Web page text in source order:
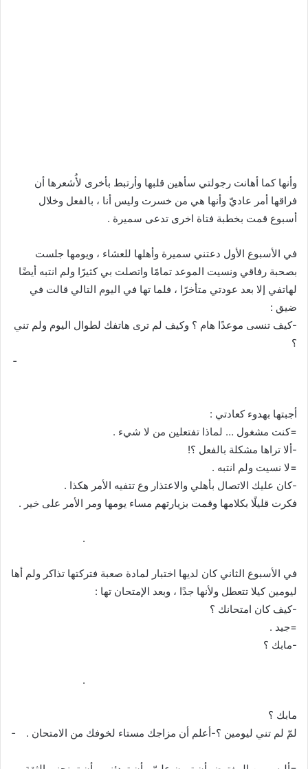
وأنها كما أهانت رجولتي سأهين قلبها وأرتبط بأخرى لأُشعرها أن
فراقها أمر عاديّ وأنها هي من خسرت وليس أنا ، بالفعل وخلال
أسبوع قمت بخطبة فتاة اخرى تدعى سميرة .
في الأسبوع الأول دعتني سميرة وأهلها للعشاء ، ويومها جلست
بصحبة رفاقي ونسيت الموعد تمامًا واتصلت بي كثيرًا ولم انتبه أيضًا
لهاتفي إلا بعد عودتي متأخرًا ، فلما تها في اليوم التالي قالت في
ضيق :
-كيف تنسى موعدًا هام ؟ وكيف لم ترى هاتفك لطوال اليوم ولم تني
؟
أجبتها بهدوء كعادتي :
=كنت مشغول … لماذا تفتعلين من لا شيء .
-ألا تراها مشكلة بالفعل ؟!
=لا نسيت ولم انتبه .
-كان عليك الاتصال بأهلي والاعتذار وع تتفيه الأمر هكذا .
فكرت قليلًا بكلامها وقمت بزيارتهم مساء يومها ومر الأمر على خير .
­ ­ ­ ­ ­ ­ ­ ­ ­ ­ ­ ­ ­ ­ ­ ­ ­ ­ ­ ­ ­ ­ ­ ­ ­ ­ ­ ­ ­ ­ ­ ­ ­ ­ ­ ­ ­ ­ ­ ­ ­ ­ ­ ­ ­ ­ ­ ­ ­ ­ ­ ­ ­ ­ ­ ­ ­ ­ ­ ­ ­ ­ ­ ­ ­ ­ ­ ­ ­ ­ ­ ­ ­ ­ ­ ­ ­ .
في الأسبوع الثاني كان لديها اختبار لمادة صعبة فتركتها تذاكر ولم أها
ليومين كيلا تتعطل ولأنها جدًا ، وبعد الإمتحان تها :
-كيف كان امتحانك ؟
=جيد .
-مابك ؟
­ ­ ­ ­ ­ ­ ­ ­ ­ ­ ­ ­ ­ ­ ­ ­ ­ ­ ­ ­ ­ ­ ­ ­ ­ ­ ­ ­ ­ ­ ­ ­ ­ ­ ­ ­ ­ ­ ­ ­ ­ ­ ­ ­ ­ ­ ­ ­ ­ ­ ­ ­ ­ ­ ­ ­ ­ ­ ­ ­ ­ ­ ­ ­ ­ ­ ­ ­ ­ ­ ­ ­ ­ ­ ­ ­ ­ .
مابك ؟
لمّ لم تني ليومين ؟-أعلم أن مزاجك مستاء لخوفك من الامتحان . ­ ­ ­ ­